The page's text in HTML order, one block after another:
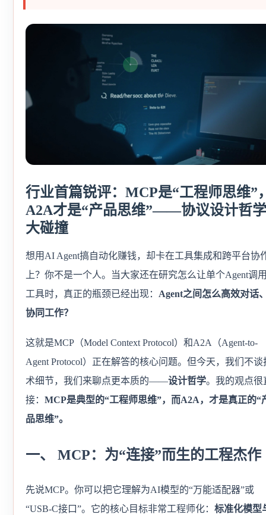
行业首篇锐评：MCP是“工程师思维”
A2A才是“产品思维”——协议设计哲学
大碰撞
想用AI Agent搞自动化赚钱，却卡在工具集成和跨平台协
上？你不是一个人。当大家还在研究怎么让单个Agent调
工具时，真正的瓶颈已经出现： Agent之间怎么高效对话
协同工作？
这就是MCP（Model Context Protocol）和A2A（Agent-to-
Agent Protocol）正在解答的核心问题。但今天，我们不谈
术细节，我们来聊点更本质的——设计哲学。我的观点很
接： MCP是典型的“工程师思维”，而A2A，才是真正的“
品思维”。
一、 MCP：为“连接”而生的工程杰作
先说MCP。你可以把它理解为AI模型的“万能适配器”或
“USB-C接口”。它的核心目标非常工程师化： 标准化模型